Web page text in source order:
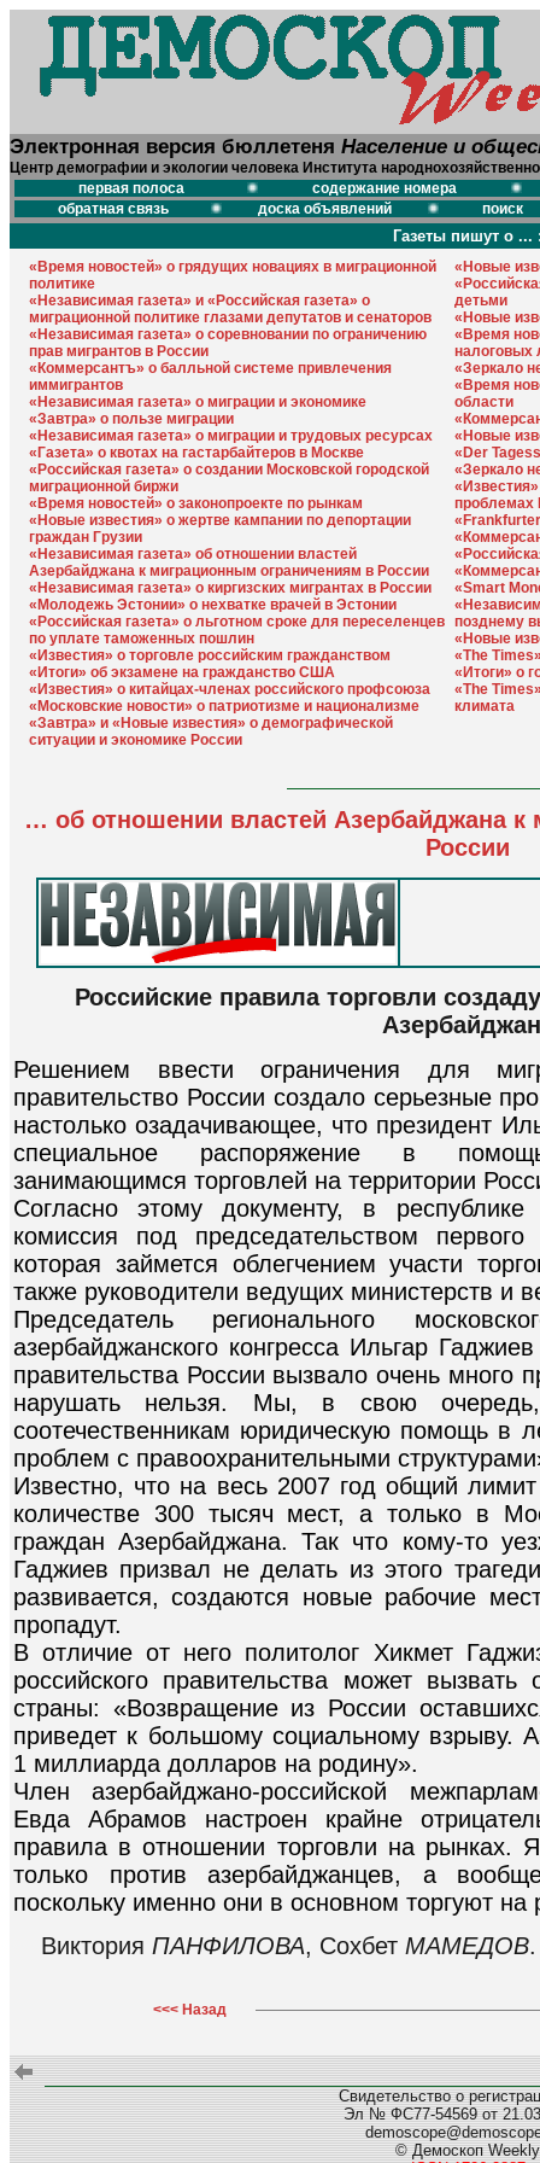
Электронная версия бюллетеня Население и
Центр демографии и экологии человека Института
первая полоса
содержание номера
обратная связь
доска объявлений поиск
Газеты пишут о ...
«Время новостей» о грядущих новациях в миграционной
политике
«Независимая газета» и «Российская газета» о
миграционной политике глазами депутатов и сенаторов
«Независимая газета» о соревновании по ограничению
прав мигрантов в России
«Коммерсантъ» о балльной системе привлечения
иммигрантов
«Независимая газета» о миграции и экономике
«Завтра» о пользе миграции
«Независимая газета» о миграции и трудовых ресурсах
«Газета» о квотах на гастарбайтеров в Москве
«Российская газета» о создании Московской городской
миграционной биржи
«Время новостей» о законопроекте по рынкам
«Новые известия» о жертве кампании по депортации
граждан Грузии
«Независимая газета» об отношении властей
Азербайджана к миграционным ограничениям в России
«Независимая газета» о киргизских мигрантах в России
«Молодежь Эстонии» о нехватке врачей в Эстонии
«Российская газета» о льготном сроке для переселенцев
по уплате таможенных пошлин
«Известия» о торговле российским гражданством
«Итоги» об экзамене на гражданство США
«Известия» о китайцах-членах российского профсоюза
«Московские новости» о патриотизме и национализме
«Завтра» и «Новые известия» о демографической
ситуации и экономике России
«Новые
детьми
«Новые
«Время
налоговых
«Зеркало
«Время
области
«Новые
«Der
«Зеркало
проблемах
«Smart
позднему
«Новые
«The
«Итоги» о
«The
климата
… об отношении властей Азербайджана
России
Российские правила торговли
Решением ввести ограничения для
правительство России создало серьезные
настолько озадачивающее, что президент
специальное распоряжение в
занимающимся торговлей на территории
Согласно этому документу, в республике
комиссия под председательством
которая займется облегчением участи
также руководители ведущих министерств и
Председатель регионального
азербайджанского конгресса Ильгар
правительства России вызвало очень много
нарушать нельзя. Мы, в свою
соотечественникам юридическую помощь в
проблем с правоохранительными
Известно, что на весь 2007 год общий
количестве 300 тысяч мест, а только в
граждан Азербайджана. Так что кому-то
Гаджиев призвал не делать из этого
развивается, создаются новые рабочие
пропадут.
В отличие от него политолог Хикмет
российского правительства может
страны: «Возвращение из России
приведет к большому социальному взрыву.
1 миллиарда долларов на родину».
Член азербайджано-российской
Евда Абрамов настроен крайне
правила в отношении торговли на рынках.
только против азербайджанцев, а
поскольку именно они в основном торгуют на
Виктория ПАНФИЛОВА, Сохбет МАМЕДОВ
<<< Назад
Свидетельство о
Эл № ФС77-54569 от
© Демоскоп Weekly